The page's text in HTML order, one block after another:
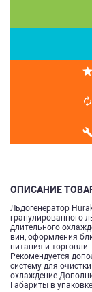
ОПИСАНИЕ
Льдогенератор
гранулированного
длительного
вин, оформления
питания и
Рекомендуется
систему для
охлаждение
Габариты в